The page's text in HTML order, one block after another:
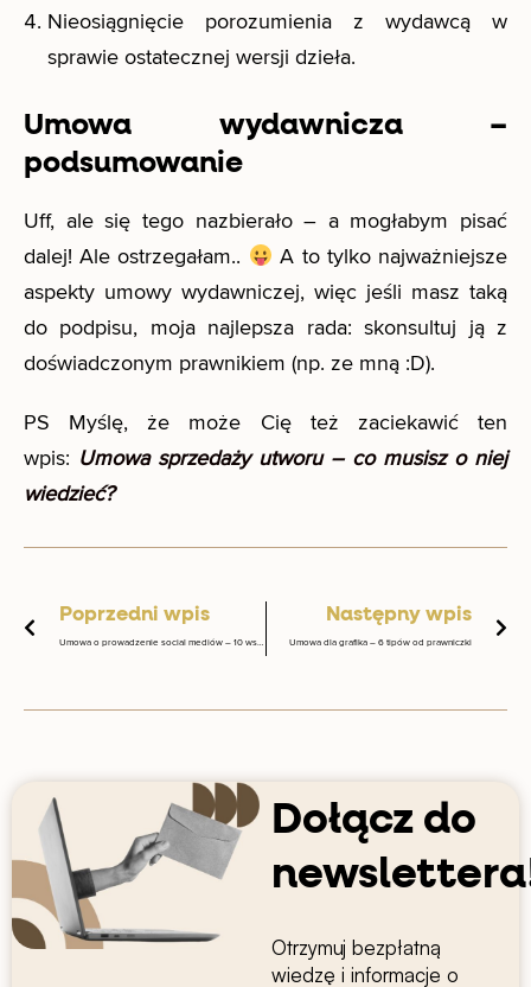
Nieosiągnięcie porozumienia z wydawcą w
sprawie ostatecznej wersji dzieła.
Umowa wydawnicza –
podsumowanie
Uff, ale się tego nazbierało – a mogłabym pisać
dalej! Ale ostrzegałam..
A to tylko najważniejsze
aspekty umowy wydawniczej, więc jeśli masz taką
do podpisu, moja najlepsza rada: skonsultuj ją z
doświadczonym prawnikiem (np. ze mną :D).
PS Myślę, że może Cię też zaciekawić ten
wpis: Umowa sprzedaży utworu – co musisz o niej
wiedzieć?
Poprzedni wpis
Umowa o prowadzenie social mediów – 10 wskazówek dla agencji marketingowej
Następny wpis
Umowa dla grafika – 6 tipów od prawniczki
Dołącz do
Otrzymuj bezpłatną
wiedzę i informacje o